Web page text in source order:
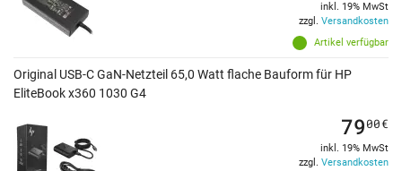
Artikel verfügbar
inkl. 19% MwSt
zzgl. Versandkosten
Original USB-C GaN-Netzteil 65,0 Watt flache Bauform für HP
EliteBook x360 1030 G4
7900€
inkl. 19% MwSt
zzgl. Versandkosten